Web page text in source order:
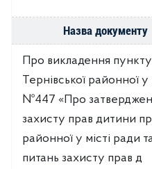
Назва документу
Про викладення
Тернівської районної у
№447 «Про
захисту прав дитини
районної у місті ради
питань захисту прав д